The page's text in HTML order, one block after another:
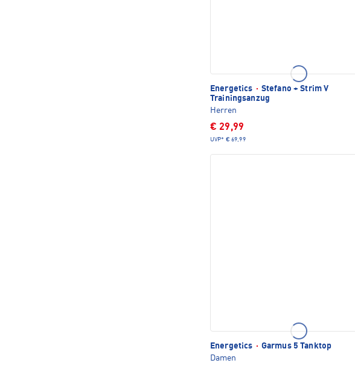
Energetics · Stefano + Strim V
Trainingsanzug
Herren
€ 29,99
UVP* € 69,99
Energetics · Garmus 5 Tanktop
Damen